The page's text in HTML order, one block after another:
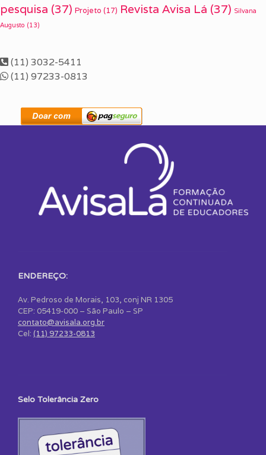
pesquisa (37) Projeto (17) Revista Avisa Lá (37) Silvana
Augusto (13)
(11) 3032-5411
(11) 97233-0813
ENDEREÇO:
Av. Pedroso de Morais, 103, conj NR 1305
CEP: 05419-000 – São Paulo – SP
contato@avisala.org.br
Cel: (11) 97233-0813
Selo Tolerância Zero